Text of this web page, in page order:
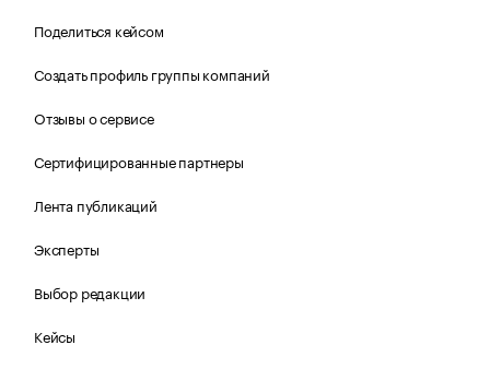
Поделиться кейсом
Создать профиль группы компаний
Отзывы о сервисе
Сертифицированные партнеры
Лента публикаций
Эксперты
Выбор редакции
Кейсы